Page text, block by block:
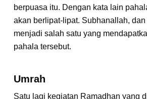
berpuasa itu. Dengan kata lain
akan berlipat-lipat. Subhanallah,
menjadi salah satu yang
pahala tersebut.
Umrah
Satu lagi kegiatan Ramadhan yang